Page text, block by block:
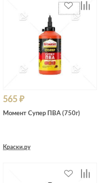
565 ₽
Момент Супер ПВА (750г)
Краски.ру